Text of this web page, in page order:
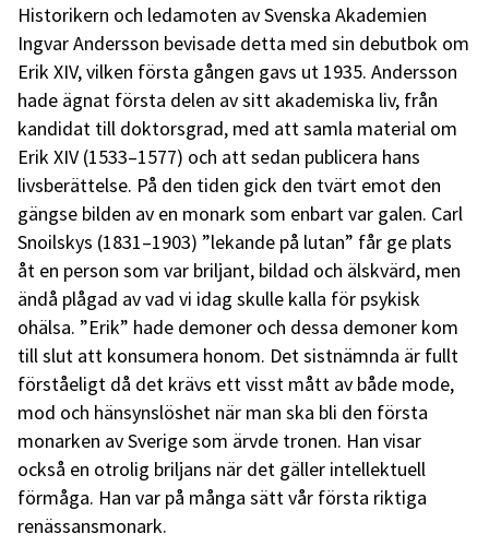
Historikern och ledamoten av Svenska Akademien
Ingvar Andersson bevisade detta med sin debutbok om
Erik XIV, vilken första gången gavs ut 1935. Andersson
hade ägnat första delen av sitt akademiska liv, från
kandidat till doktorsgrad, med att samla material om
Erik XIV (1533–1577) och att sedan publicera hans
livsberättelse. På den tiden gick den tvärt emot den
gängse bilden av en monark som enbart var galen. Carl
Snoilskys (1831–1903) ”lekande på lutan” får ge plats
åt en person som var briljant, bildad och älskvärd, men
ändå plågad av vad vi idag skulle kalla för psykisk
ohälsa. ”Erik” hade demoner och dessa demoner kom
till slut att konsumera honom. Det sistnämnda är fullt
förståeligt då det krävs ett visst mått av både mode,
mod och hänsynslöshet när man ska bli den första
monarken av Sverige som ärvde tronen. Han visar
också en otrolig briljans när det gäller intellektuell
förmåga. Han var på många sätt vår första riktiga
renässansmonark.